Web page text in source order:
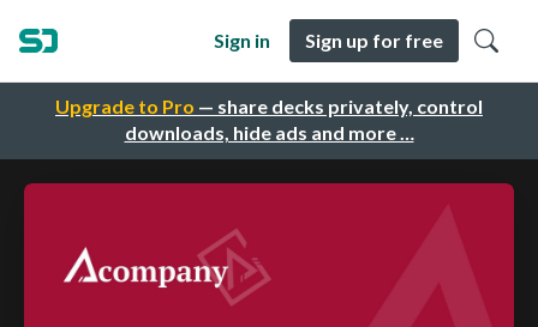
Upgrade to Pro — share decks privately, control
downloads, hide ads and more …
Sign in Sign up for free